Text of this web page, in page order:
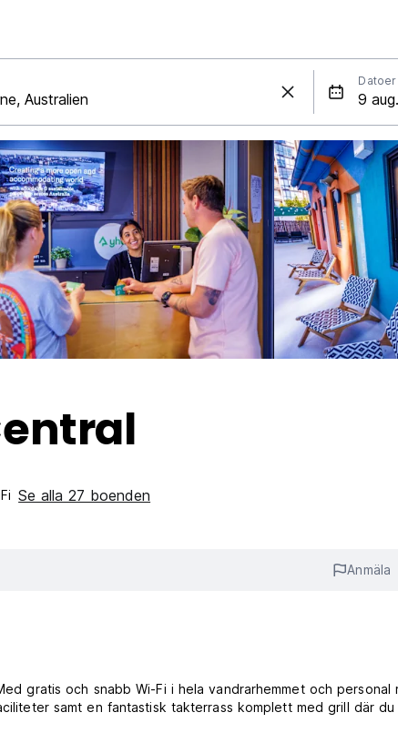
Datoer
Se alla 27 boenden
Anmäla
gratis och snabb Wi-Fi i hela vandrarhemmet och personal
samt en fantastisk takterrass komplett med grill där du